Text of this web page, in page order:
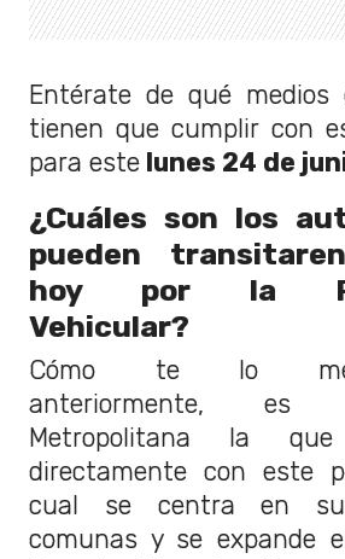
Entérate de qué medios
tienen que cumplir con
para este lunes 24 de
¿Cuáles son los
pueden
hoy por la
Vehicular?
Cómo te lo
anteriormente, es
Metropolitana la
directamente con este
cual se centra en
comunas y se expande